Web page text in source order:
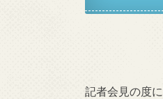
記者会見の度